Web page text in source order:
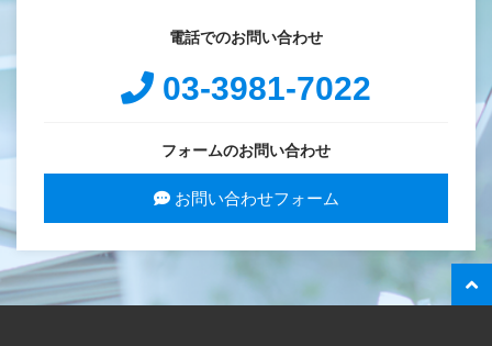
電話でのお問い合わせ
03-3981-7022
フォームのお問い合わせ
お問い合わせフォーム